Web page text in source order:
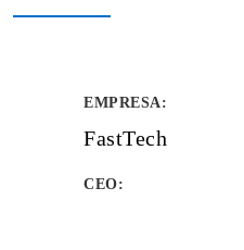
EMPRESA:
FastTech
CEO: